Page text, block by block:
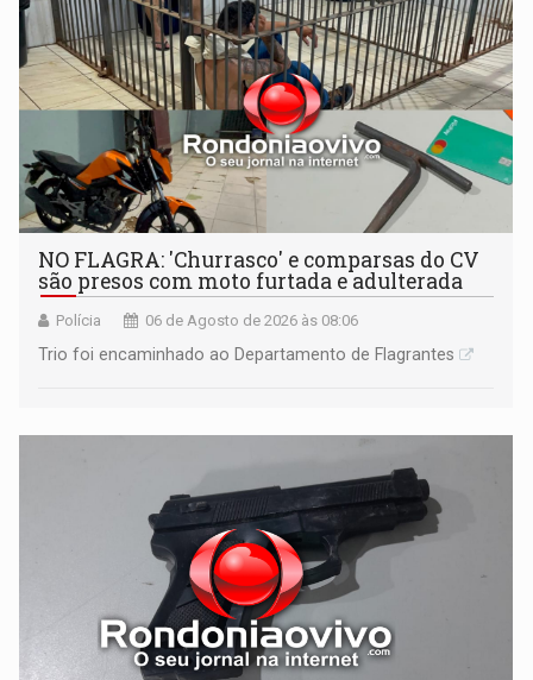
NO FLAGRA: 'Churrasco' e comparsas do CV
são presos com moto furtada e adulterada
Polícia 06 de Agosto de 2026 às 08:06
Trio foi encaminhado ao Departamento de Flagrantes